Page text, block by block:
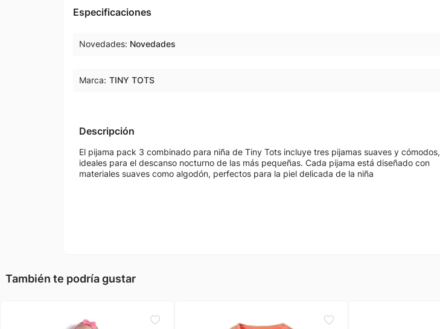
Especificaciones
Novedades Novedades
Marca: TINY TOTS
Descripción
El pijama pack 3 combinado para niña de Tiny Tots incluye tres pijamas suaves y cómodos,
ideales para el descanso nocturno de las más pequeñas. Cada pijama está diseñado con
materiales suaves como algodón, perfectos para la piel delicada de la niña
También te podría gustar